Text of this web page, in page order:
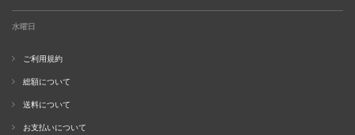
水曜日
ご利用規約
総額について
送料について
お支払いについて